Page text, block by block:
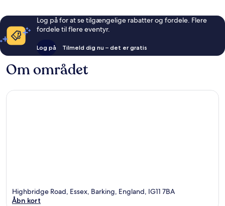
Log på for at se tilgængelige rabatter og fordele. Flere
fordele til flere eventyr.
Log på Tilmeld dig nu – det er gratis
Om området
Highbridge Road, Essex, Barking, England, IG11 7BA
Åbn kort